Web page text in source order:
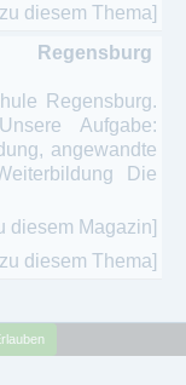
diesem Thema]
Regensburg.
Aufgabe:
angewandte
Die
diesem Magazin]
diesem Thema]